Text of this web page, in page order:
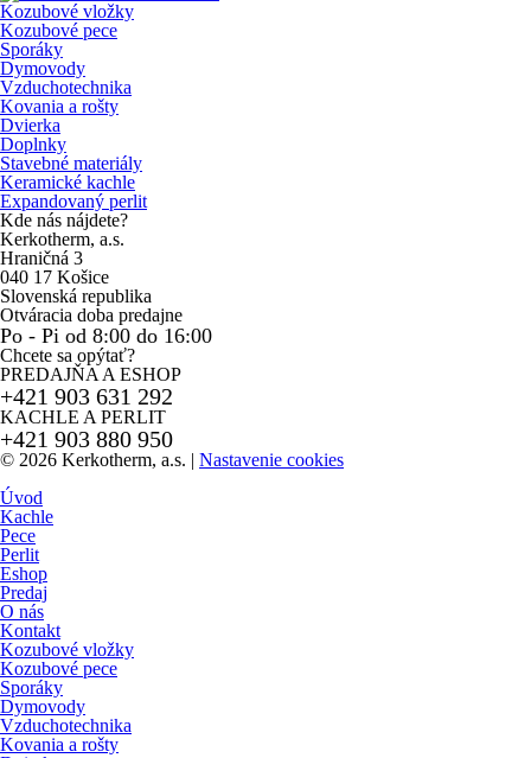
Kozubové vložky
Kozubové pece
Sporáky
Dymovody
Vzduchotechnika
Kovania a rošty
Dvierka
Doplnky
Stavebné materiály
Keramické kachle
Expandovaný perlit
Kde nás nájdete?
Kerkotherm, a.s.
Hraničná 3
040 17 Košice
Slovenská republika
Otváracia doba predajne
Po - Pi od 8:00 do 16:00
Chcete sa opýtať?
PREDAJŇA A ESHOP
+421 903 631 292
KACHLE A PERLIT
+421 903 880 950
© 2026 Kerkotherm, a.s. | Nastavenie cookies
Úvod
Kachle
Pece
Perlit
Eshop
Predaj
O nás
Kontakt
Kozubové vložky
Kozubové pece
Sporáky
Dymovody
Vzduchotechnika
Kovania a rošty